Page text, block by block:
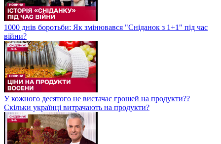
1000 днів боротьби: Як змінювався "Сніданок з 1+1" під час
війни?
У кожного десятого не вистачає грошей на продукти??
Скільки українці витрачають на продукти?